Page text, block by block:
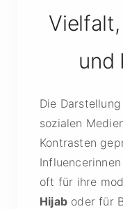
und
Die
sozialen
Kontrasten
oft für ihre
Hijab oder für